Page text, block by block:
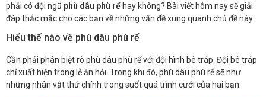
phải có đội ngũ phù dâu phù rể hay không? Bài viết hôm nay sẽ giải
đáp thắc mắc cho các bạn về những vấn đề xung quanh chủ đề này.
Hiểu thế nào về phù dâu phù rể
Cần phải phân biệt rõ phù dâu phù rể với đội hình bê tráp. Đội bê tráp
chỉ xuất hiện trong lễ ăn hỏi. Trong khi đó, phù dâu phù rể sẽ như
những nhân vật thứ chính trong suốt quá trình cưới của hai bạn.